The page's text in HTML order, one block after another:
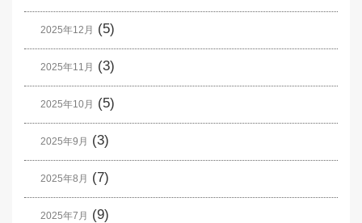
2025年12月 (5)
2025年11月 (3)
2025年10月 (5)
2025年9月 (3)
2025年8月 (7)
2025年7月 (9)